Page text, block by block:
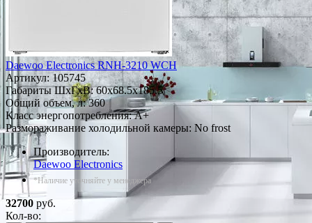
Daewoo Electronics RNH-3210 WCH
Артикул: 105745
Габариты ШxГxВ: 60x68.5x185.5
Общий объем, л: 360
Класс энергопотребления: A+
Размораживание холодильной камеры: No frost
Производитель:
Daewoo Electronics
*Наличие уточняйте у менеджера
32700 руб.
Кол-во: